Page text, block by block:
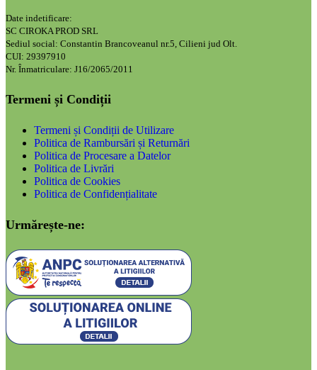
Date indetificare:
SC CIROKA PROD SRL
Sediul social: Constantin Brancoveanul nr.5, Cilieni jud Olt.
CUI: 29397910
Nr. Înmatriculare: J16/2065/2011
Termeni și Condiții
Termeni și Condiții de Utilizare
Politica de Rambursări și Returnări
Politica de Procesare a Datelor
Politica de Livrări
Politica de Cookies
Politica de Confidențialitate
Urmărește-ne: